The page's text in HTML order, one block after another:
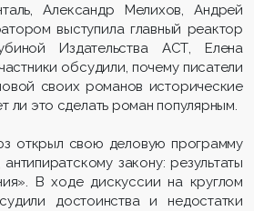
Александр Мелихов, Андрей
выступила главный реактор
Издательства АСТ, Елена
обсудили, почему писатели
своих романов исторические
ли это сделать роман популярным.
открыл свою деловую программу
закону: результаты
В ходе дискуссии на круглом
достоинства и недостатки